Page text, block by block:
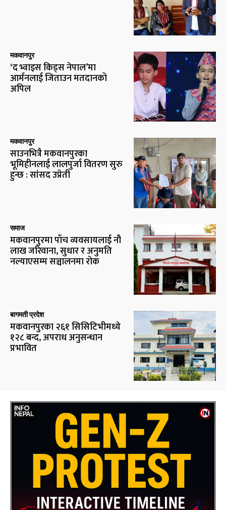
मकवानपुर
‘द भ्वाइस किड्स नेपाल’मा
आर्मनलाई जिताउन मतदानको
अपिल
मकवानपुर
साउनभित्रै मकवानपुरका
भूमिहीनलाई लालपुर्जा वितरण सुरु
हुन्छ : सांसद उप्रेती
समाज
मकवानपुरमा पाँच व्यवसायलाई नौ
लाख जरिवाना, सुधार र अनुमति
नल्याएसम्म सञ्चालनमा रोक
बागमती प्रदेश
मकवानपुरका २६१ सिसिटिभीमध्ये
१२८ बन्द, अपराध अनुसन्धान
प्रभावित